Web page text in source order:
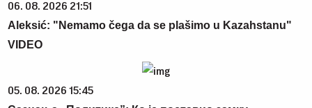
06. 08. 2026 21:51
Aleksić: "Nemamo čega da se plašimo u Kazahstanu"
VIDEO
05. 08. 2026 15:45